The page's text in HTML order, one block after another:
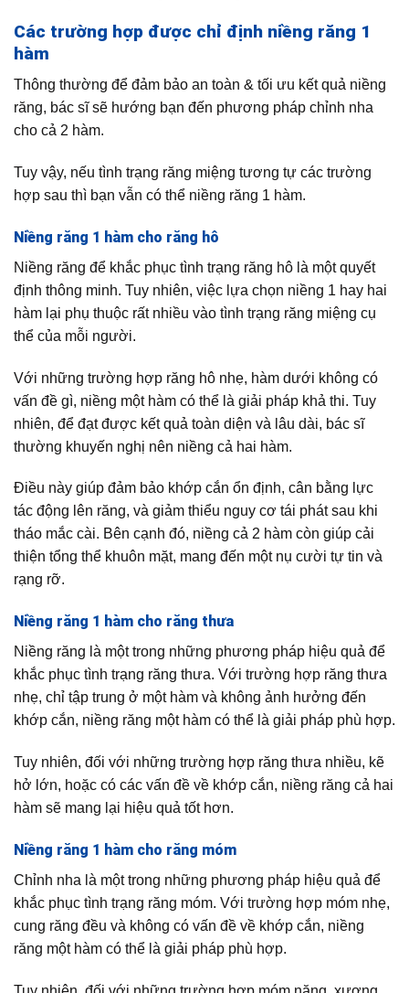
Các trường hợp được chỉ định niềng răng 1
hàm
Thông thường để đảm bảo an toàn & tối ưu kết quả niềng
răng, bác sĩ sẽ hướng bạn đến phương pháp chỉnh nha
cho cả 2 hàm.
Tuy vậy, nếu tình trạng răng miệng tương tự các trường
hợp sau thì bạn vẫn có thể niềng răng 1 hàm.
Niềng răng 1 hàm cho răng hô
Niềng răng để khắc phục tình trạng răng hô là một quyết
định thông minh. Tuy nhiên, việc lựa chọn niềng 1 hay hai
hàm lại phụ thuộc rất nhiều vào tình trạng răng miệng cụ
thể của mỗi người.
Với những trường hợp răng hô nhẹ, hàm dưới không có
vấn đề gì, niềng một hàm có thể là giải pháp khả thi. Tuy
nhiên, để đạt được kết quả toàn diện và lâu dài, bác sĩ
thường khuyến nghị nên niềng cả hai hàm.
Điều này giúp đảm bảo khớp cắn ổn định, cân bằng lực
tác động lên răng, và giảm thiểu nguy cơ tái phát sau khi
tháo mắc cài. Bên cạnh đó, niềng cả 2 hàm còn giúp cải
thiện tổng thể khuôn mặt, mang đến một nụ cười tự tin và
rạng rỡ.
Niềng răng 1 hàm cho răng thưa
Niềng răng là một trong những phương pháp hiệu quả để
khắc phục tình trạng răng thưa. Với trường hợp răng thưa
nhẹ, chỉ tập trung ở một hàm và không ảnh hưởng đến
khớp cắn, niềng răng một hàm có thể là giải pháp phù hợp.
Tuy nhiên, đối với những trường hợp răng thưa nhiều, kẽ
hở lớn, hoặc có các vấn đề về khớp cắn, niềng răng cả hai
hàm sẽ mang lại hiệu quả tốt hơn.
Niềng răng 1 hàm cho răng móm
Chỉnh nha là một trong những phương pháp hiệu quả để
khắc phục tình trạng răng móm. Với trường hợp móm nhẹ,
cung răng đều và không có vấn đề về khớp cắn, niềng
răng một hàm có thể là giải pháp phù hợp.